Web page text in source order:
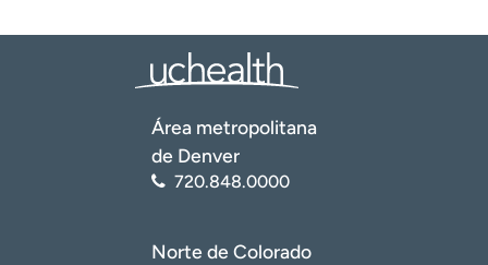
Área metropolitana
de Denver
720.848.0000
Norte de Colorado